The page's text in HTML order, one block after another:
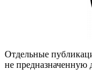
Отдельные
не предназначенную